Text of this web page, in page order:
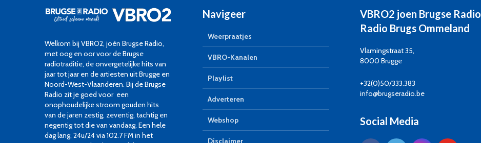
Welkom bij VBRO2, joèn Brugse Radio,
met oog en oor voor de Brugse
radiotraditie, de onvergetelijke hits van
jaar tot jaar en de artiesten uit Brugge en
Noord-West-Vlaanderen. Bij de Brugse
Radio zit je goed voor een
onophoudelijke stroom gouden hits
van de jaren zestig, zeventig, tachtig en
negentig tot die van vandaag. Een hele
dag lang, 24u/24 via 102.7 FM in het
Navigeer
Weerpraatjes
VBRO-Kanalen
Playlist
Adverteren
Webshop
Disclaimer
VBRO2 joen Brugse Radio
Radio Brugs Ommeland
Vlamingstraat 35,
8000 Brugge
+32(0)50/333.383
info@brugseradio.be
Social Media